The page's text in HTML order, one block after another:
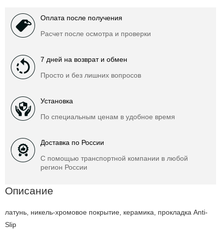
Оплата после получения
Расчет после осмотра и проверки
7 дней на возврат и обмен
Просто и без лишних вопросов
Установка
По специальным ценам в удобное время
Доставка по России
С помощью транспортной компании в любой
регион России
Описание
латунь, никель-хромовое покрытие, керамика, прокладка Anti-
Slip